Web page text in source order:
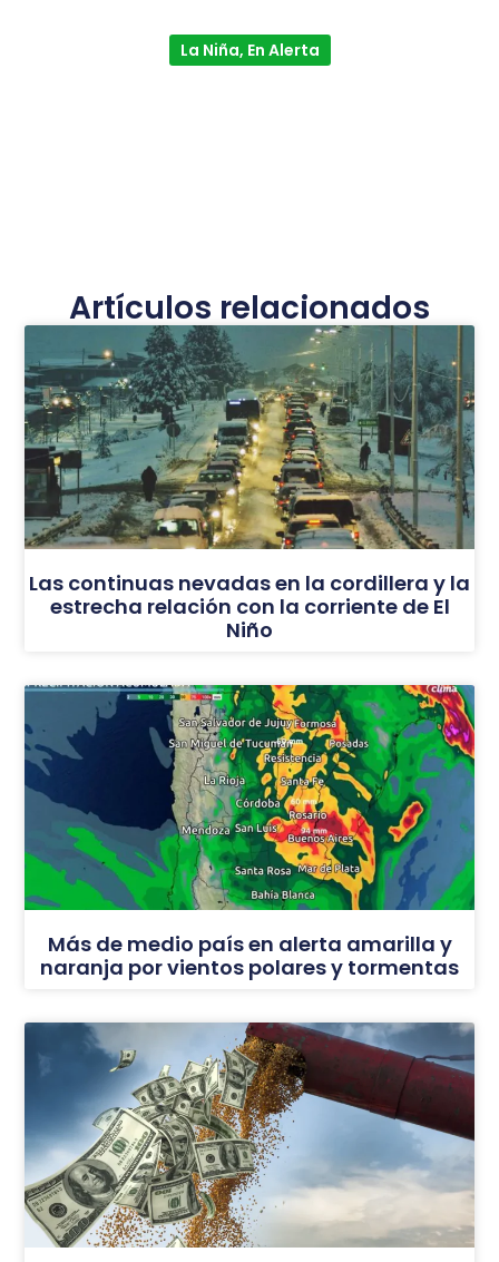
La Niña, En Alerta
Artículos relacionados
Las continuas nevadas en la cordillera y la
estrecha relación con la corriente de El
Niño
Más de medio país en alerta amarilla y
naranja por vientos polares y tormentas